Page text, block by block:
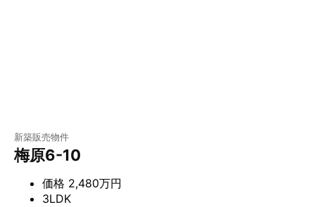
新築販売物件
梅原6-10
価格 2,480万円
3LDK